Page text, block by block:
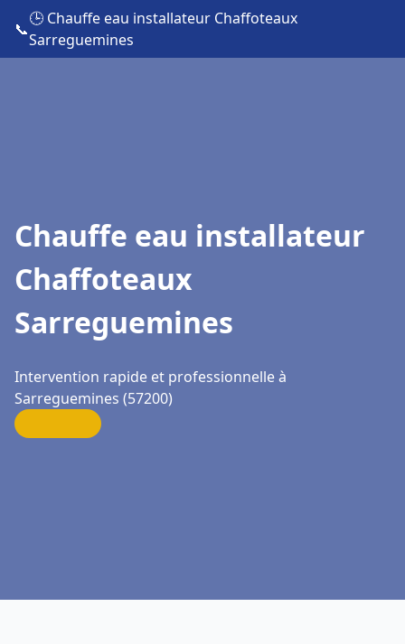
📞
🕒 Chauffe eau installateur Chaffoteaux
Sarreguemines
Chauffe eau installateur
Chaffoteaux
Sarreguemines
Intervention rapide et professionnelle à
Sarreguemines (57200)